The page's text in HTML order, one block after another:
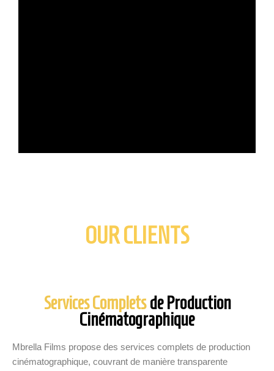
OUR CLIENTS
Services Completsde Production
Cinématographique
Mbrella Films propose des services complets de production
cinématographique, couvrant de manière transparente